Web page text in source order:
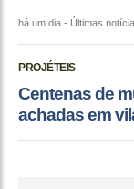
há um dia - Últimas
PROJÉTEIS
Centenas de
achadas em